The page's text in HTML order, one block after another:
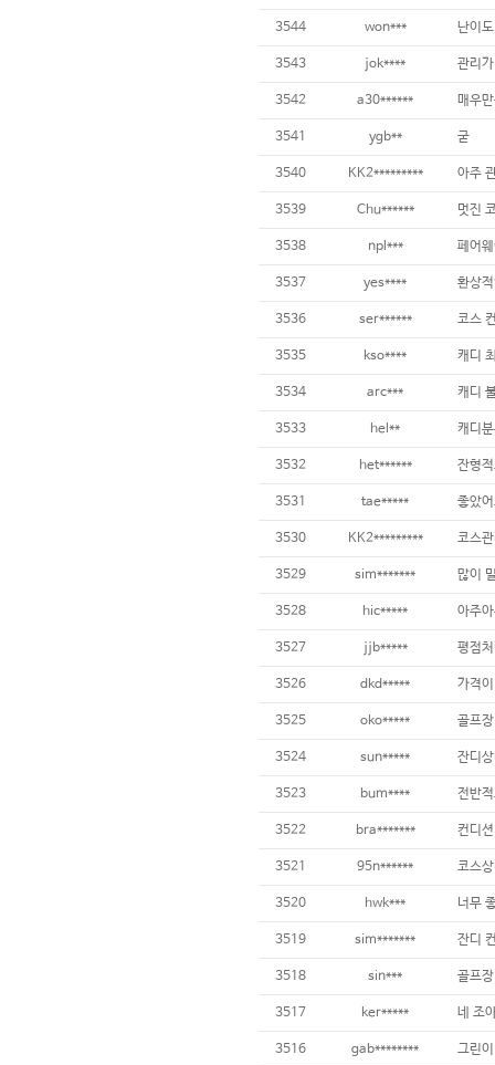
3544 won*** 난이
3543 jok****
3542 a30******
3541 ygb** 굳
3540 KK2*********
3539 Chu****** 멋진
3538 npl***
3537 yes****
3536 ser****** 코스
3535 kso****
3534 arc***
3533 hel**
3532 het******
3531 tae*****
3530 KK2*********
3529 sim*******
3528 hic***** 아주
3527 jjb***** 평점
3526 dkd*****
3525 oko*****
3524 sun***** 잔디
3523 bum****
3522 bra*******
3521 95n******
3520 hwk***
3519 sim******* 잔디
3518 sin***
3517 ker***** 네 조
3516 gab******** 그린